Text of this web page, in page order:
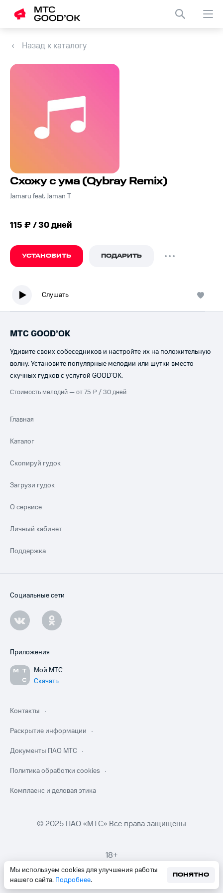
Назад к каталогу
Схожу с ума (Qybray Remix)
Jamaru feat. Jaman T
115 ₽ / 30 дней
УСТАНОВИТЬ ПОДАРИТЬ
Слушать
Мы используем cookies для улучшения работы
нашего сайта. Подробнее.
ПОНЯТНО
МТС GOOD’OK
Удивите своих собеседников и настройте их на положительную
волну. Установите популярные мелодии или шутки вместо
скучных гудков с услугой GOOD’OK.
Стоимость мелодий — от 75 ₽ / 30 дней
Главная
Каталог
Скопируй гудок
Загрузи гудок
О сервисе
Личный кабинет
Поддержка
Социальные сети
Приложения
Мой МТС
Скачать
Контакты
Раскрытие информации
Документы ПАО МТС
Политика обработки cookies
Комплаенс и деловая этика
© 2025 ПАО «МТС» Все права защищены
18+